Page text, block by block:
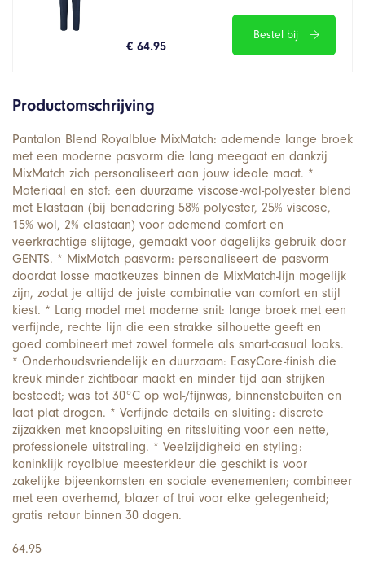
€ 64.95
Bestel bij
Productomschrijving
Pantalon Blend Royalblue MixMatch: ademende lange broek
met een moderne pasvorm die lang meegaat en dankzij
MixMatch zich personaliseert aan jouw ideale maat. *
Materiaal en stof: een duurzame viscose-wol-polyester blend
met Elastaan (bij benadering 58% polyester, 25% viscose,
15% wol, 2% elastaan) voor ademend comfort en
veerkrachtige slijtage, gemaakt voor dagelijks gebruik door
GENTS. * MixMatch pasvorm: personaliseert de pasvorm
doordat losse maatkeuzes binnen de MixMatch-lijn mogelijk
zijn, zodat je altijd de juiste combinatie van comfort en stijl
kiest. * Lang model met moderne snit: lange broek met een
verfijnde, rechte lijn die een strakke silhouette geeft en
goed combineert met zowel formele als smart-casual looks.
* Onderhoudsvriendelijk en duurzaam: EasyCare-finish die
kreuk minder zichtbaar maakt en minder tijd aan strijken
besteedt; was tot 30°C op wol-/fijnwas, binnenstebuiten en
laat plat drogen. * Verfijnde details en sluiting: discrete
zijzakken met knoopsluiting en ritssluiting voor een nette,
professionele uitstraling. * Veelzijdigheid en styling:
koninklijk royalblue meesterkleur die geschikt is voor
zakelijke bijeenkomsten en sociale evenementen; combineer
met een overhemd, blazer of trui voor elke gelegenheid;
gratis retour binnen 30 dagen.
64.95